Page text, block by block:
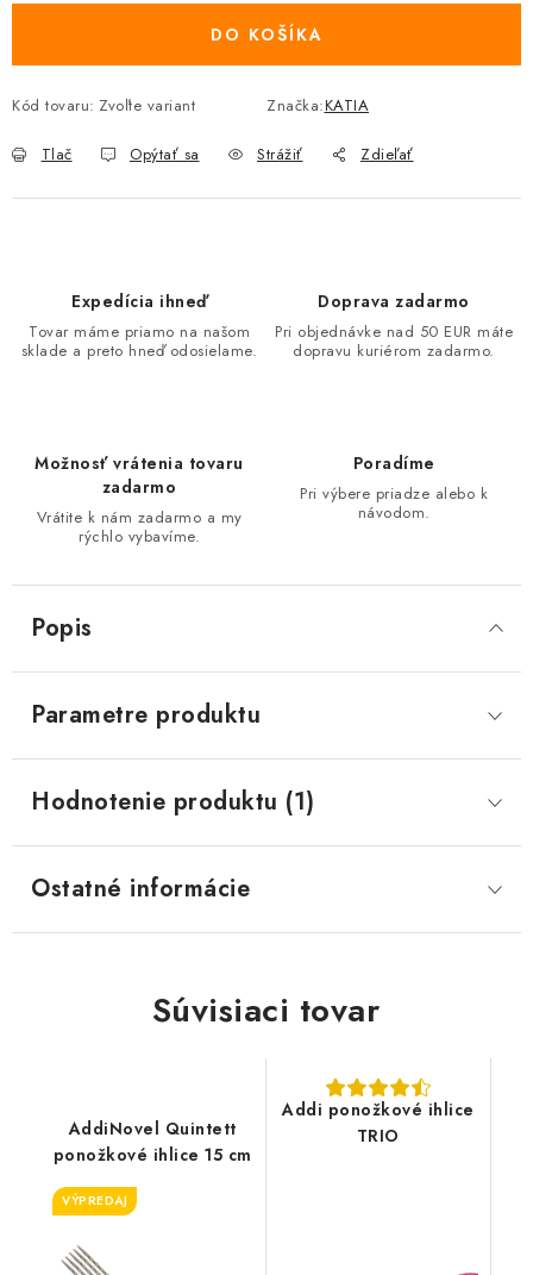
DO KOŠÍKA
Kód tovaru: Zvoľte variant Značka:KATIA
Tlač Opýtať sa Strážiť Zdieľať
Expedícia ihneď
Tovar máme priamo na našom
sklade a preto hneď odosielame.
Doprava zadarmo
Pri objednávke nad 50 EUR máte
dopravu kuriérom zadarmo.
Možnosť vrátenia tovaru
zadarmo
Vrátite k nám zadarmo a my
rýchlo vybavíme.
Poradíme
Pri výbere priadze alebo k
návodom.
Popis
Parametre produktu
Hodnotenie produktu (1)
Ostatné informácie
Súvisiaci tovar
AddiNovel Quintett
ponožkové ihlice 15 cm
VÝPREDAJ
Addi ponožkové ihlice
TRIO